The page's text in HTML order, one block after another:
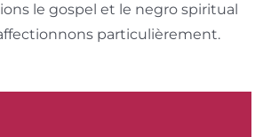
le gospel et le negro spiritual
particulièrement.